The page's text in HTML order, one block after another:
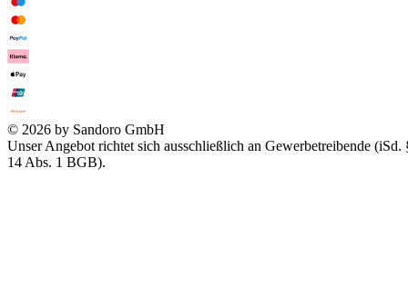
© 2026 by Sandoro GmbH
Unser Angebot richtet sich ausschließlich an Gewerbetreibende (iSd.
14 Abs. 1 BGB).